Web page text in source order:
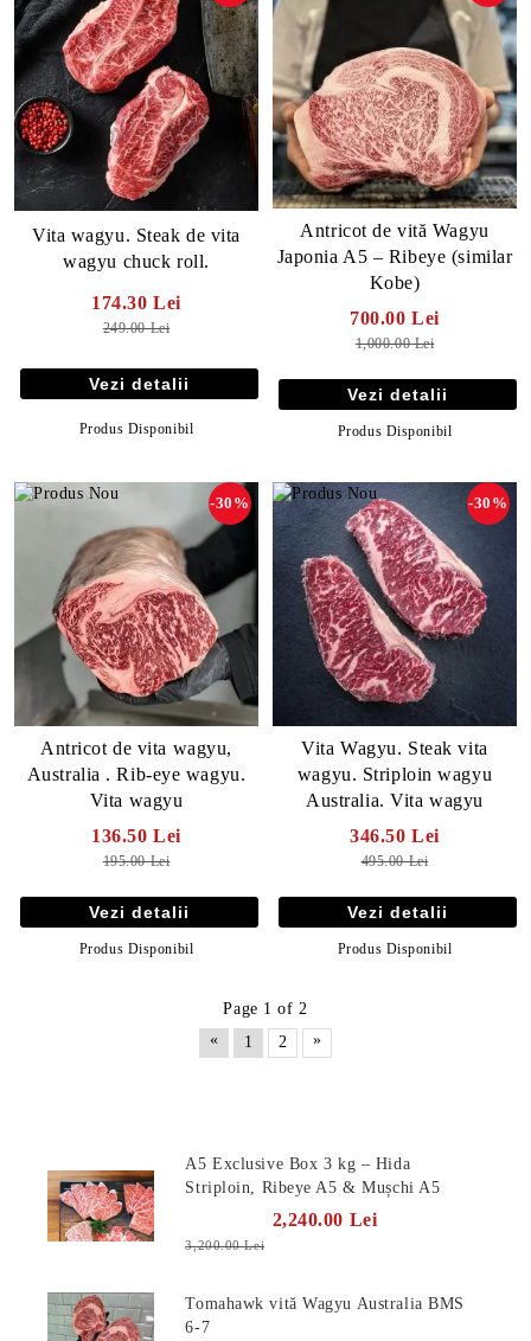
Vita wagyu. Steak de vita
wagyu chuck roll.
174.30 Lei
249.00 Lei
Vezi detalii
Produs Disponibil
Antricot de vită Wagyu
Japonia A5 – Ribeye (similar
Kobe)
700.00 Lei
1,000.00 Lei
Vezi detalii
Produs Disponibil
Antricot de vita wagyu,
Australia . Rib-eye wagyu.
Vita wagyu
-30%
136.50 Lei
195.00 Lei
Vezi detalii
Produs Disponibil
Vita Wagyu. Steak vita
wagyu. Striploin wagyu
Australia. Vita wagyu
-30%
346.50 Lei
495.00 Lei
Vezi detalii
Produs Disponibil
Page 1 of 2
«
1 2 »
A5 Exclusive Box 3 kg – Hida
Striploin, Ribeye A5 & Mușchi A5
2,240.00 Lei
3,200.00 Lei
Tomahawk vită Wagyu Australia BMS
6-7